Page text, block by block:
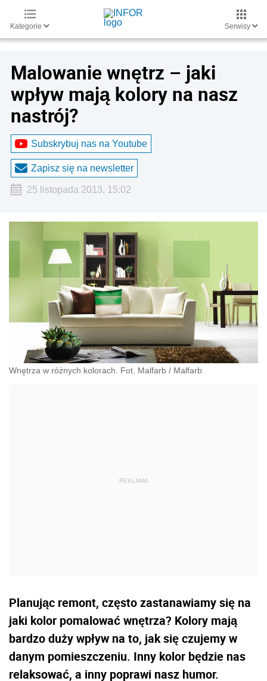
Kategorie Serwisy
Malowanie wnętrz – jaki
wpływ mają kolory na nasz
nastrój?
Subskrybuj nas na Youtube
Zapisz się na newsletter
25 listopada 2013, 15:02
Wnętrza w różnych kolorach. Fot. Malfarb / Malfarb
Planując remont, często zastanawiamy się na
jaki kolor pomalować wnętrza? Kolory mają
bardzo duży wpływ na to, jak się czujemy w
danym pomieszczeniu. Inny kolor będzie nas
relaksować, a inny poprawi nasz humor.